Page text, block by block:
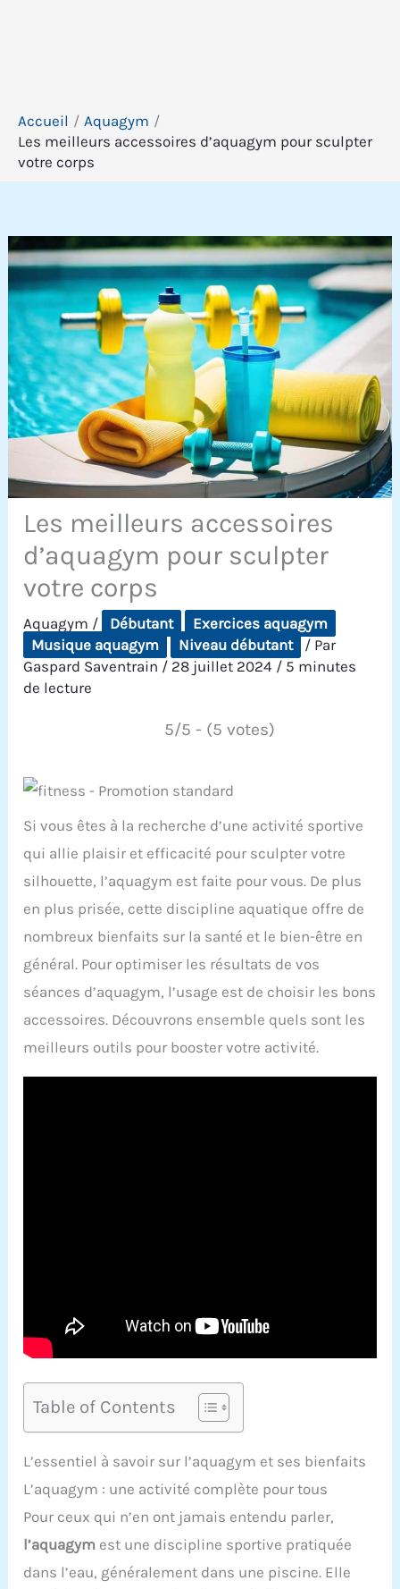
Accueil
Aquagym
Les meilleurs accessoires d’aquagym pour sculpter
votre corps
Les meilleurs accessoires
d’aquagym pour sculpter
votre corps
Aquagym / Débutant
Exercices aquagym
Musique aquagym
Niveau débutant
/ Par
Gaspard Saventrain / 28 juillet 2024 / 5 minutes
de lecture
5/5 - (5 votes)
Si vous êtes à la recherche d’une activité sportive
qui allie plaisir et efficacité pour sculpter votre
silhouette, l’aquagym est faite pour vous. De plus
en plus prisée, cette discipline aquatique offre de
nombreux bienfaits sur la santé et le bien-être en
général. Pour optimiser les résultats de vos
séances d’aquagym, l’usage est de choisir les bons
accessoires. Découvrons ensemble quels sont les
meilleurs outils pour booster votre activité.
Table of Contents
L’essentiel à savoir sur l’aquagym et ses bienfaits
L’aquagym : une activité complète pour tous
Pour ceux qui n’en ont jamais entendu parler,
l’aquagym est une discipline sportive pratiquée
dans l’eau, généralement dans une piscine. Elle